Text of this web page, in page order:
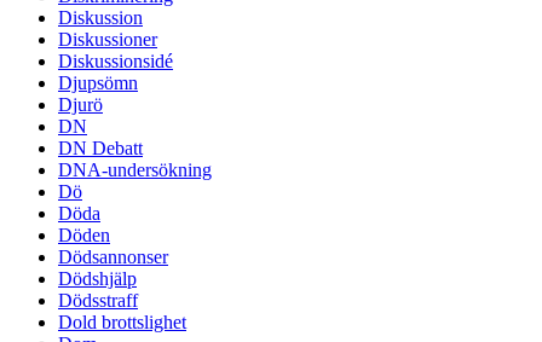
Diskussion
Diskussioner
Diskussionsidé
Djupsömn
Djurö
DN
DN Debatt
DNA-undersökning
Dö
Döda
Döden
Dödsannonser
Dödshjälp
Dödsstraff
Dold brottslighet